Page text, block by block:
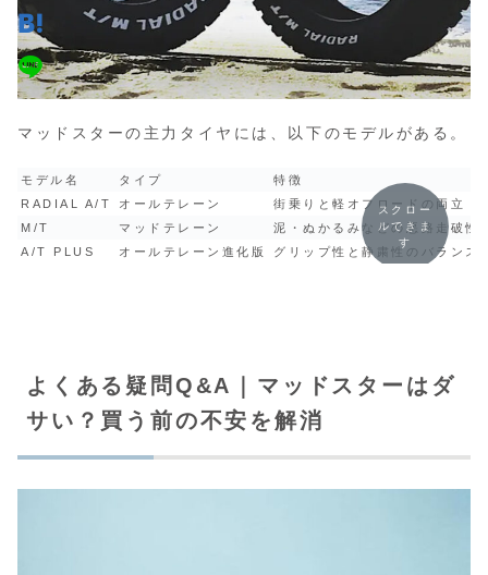
マッドスターの主力タイヤには、以下のモデルがある。
モデル名 タイプ
特徴
RADIAL A/T
オールテレーン
街乗りと軽オフロードの両立
M/T
マッドテレーン
泥・ぬかるみなどの悪路走破性
A/T PLUS
オールテレーン進化版 グリップ性と静粛性のバランス
スクロー
ルできま
す
よくある疑問Q&A｜マッドスターはダ
サい？買う前の不安を解消